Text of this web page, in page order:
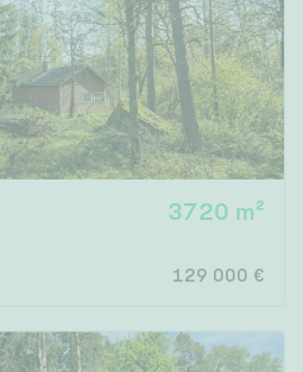
3720 m²
129 000 €